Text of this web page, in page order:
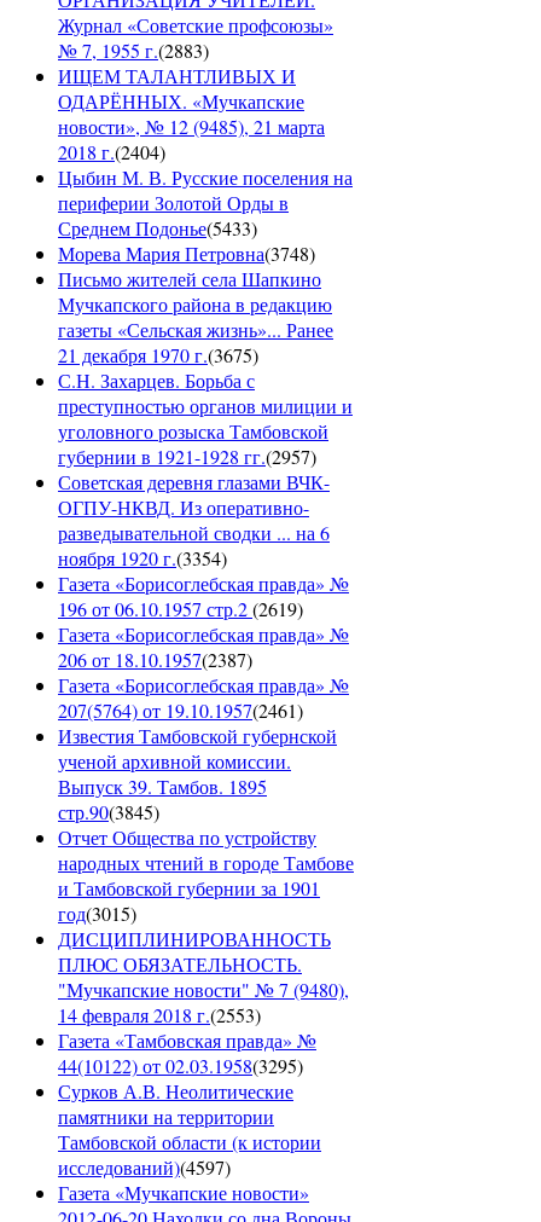
Журнал «Советские профсоюзы»
№ 7, 1955 г.(2883)
ИЩЕМ ТАЛАНТЛИВЫХ И
ОДАРЁННЫХ. «Мучкапские
новости», № 12 (9485), 21 марта
2018 г.(2404)
Цыбин М. В. Русские поселения на
периферии Золотой Орды в
Среднем Подонье(5433)
Морева Мария Петровна(3748)
Письмо жителей села Шапкино
Мучкапского района в редакцию
газеты «Сельская жизнь»... Ранее
21 декабря 1970 г.(3675)
С.Н. Захарцев. Борьба с
преступностью органов милиции и
уголовного розыска Тамбовской
губернии в 1921-1928 гг.(2957)
Советская деревня глазами ВЧК-
ОГПУ-НКВД. Из оперативно-
разведывательной сводки ... на 6
ноября 1920 г.(3354)
Газета «Борисоглебская правда» №
196 от 06.10.1957 стр.2(2619)
Газета «Борисоглебская правда» №
206 от 18.10.1957(2387)
Газета «Борисоглебская правда» №
207(5764) от 19.10.1957(2461)
Известия Тамбовской губернской
ученой архивной комиссии.
Выпуск 39. Тамбов. 1895
стр.90(3845)
Отчет Общества по устройству
народных чтений в городе Тамбове
и Тамбовской губернии за 1901
год(3015)
ДИСЦИПЛИНИРОВАННОСТЬ
ПЛЮС ОБЯЗАТЕЛЬНОСТЬ.
"Мучкапские новости" № 7 (9480),
14 февраля 2018 г.(2553)
Газета «Тамбовская правда» №
44(10122) от 02.03.1958(3295)
Сурков А.В. Неолитические
памятники на территории
Тамбовской области (к истории
исследований)(4597)
Газета «Мучкапские новости»